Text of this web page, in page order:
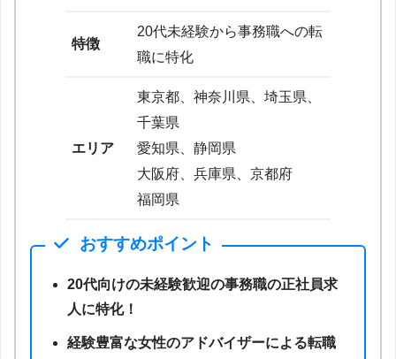
特徴
20代未経験から事務職への転
職に特化
エリア
東京都、神奈川県、埼玉県、
千葉県
愛知県、静岡県
大阪府、兵庫県、京都府
福岡県
おすすめポイント
20代向けの未経験歓迎の事務職の正社員求
人に特化！
経験豊富な女性のアドバイザーによる転職